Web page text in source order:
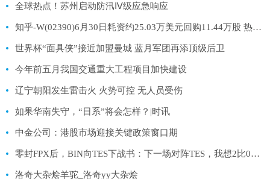
全球热点！苏州启动防汛Ⅳ级应急响应
知乎-W(02390)6月30日耗资约25.03万美元回购11.44万股 热资讯
世界杯“面具侠”接近加盟曼城 蓝月军团再添顶级后卫
今年前五月我国交通重大工程项目加快建设
辽宁朝阳发生雷击火 火势可控 无人员受伤
如果华南失守，“日系”将会怎样？|时讯
中金公司：港股市场迎接关键政策窗口期
零封FPX后，BIN向TES下战书：下一场对阵TES，我想2比0拿下！
洛奇大杂烩羊驼_洛奇yy大杂烩